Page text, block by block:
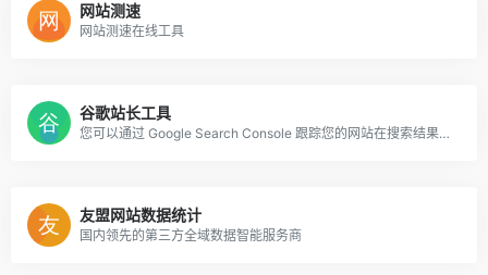
网站测速
网站测速在线工具
谷歌站长工具
您可以通过 Google Search Console 跟踪您的网站在搜索结果中的排名，并可以浏览 Google 网站站长支持、学习和社区资源。
友盟网站数据统计
国内领先的第三方全域数据智能服务商